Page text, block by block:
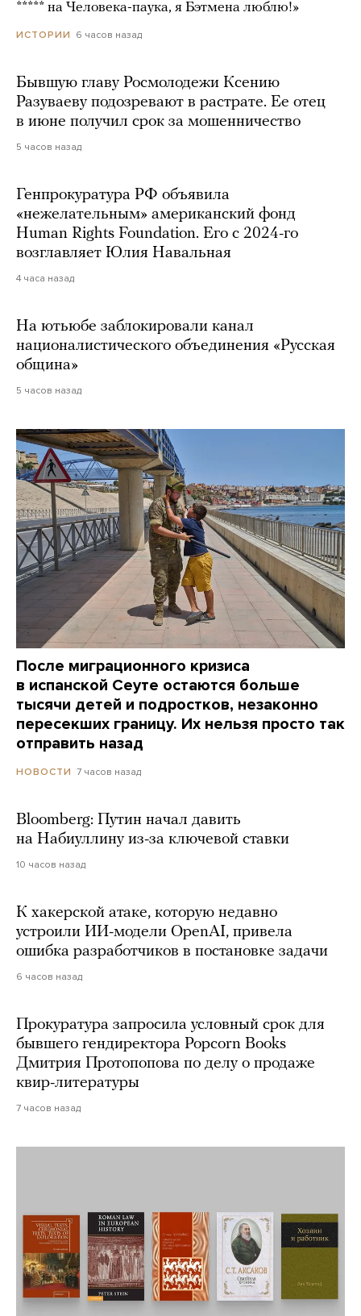
***** на Человека-паука, я Бэтмена люблю!»
ИСТОРИИ 6 часов назад
Бывшую главу Росмолодежи Ксению
Разуваеву подозревают в растрате. Ее отец
в июне получил срок за мошенничество
5 часов назад
Генпрокуратура РФ объявила
«нежелательным» американский фонд
Human Rights Foundation. Его с 2024-го
возглавляет Юлия Навальная
4 часа назад
На ютьюбе заблокировали канал
националистического объединения «Русская
община»
5 часов назад
После миграционного кризиса
в испанской Сеуте остаются больше
тысячи детей и подростков, незаконно
пересекших границу. Их нельзя просто так
отправить назад
НОВОСТИ 7 часов назад
Bloomberg: Путин начал давить
на Набиуллину из-за ключевой ставки
10 часов назад
К хакерской атаке, которую недавно
устроили ИИ-модели OpenAI, привела
ошибка разработчиков в постановке задачи
6 часов назад
Прокуратура запросила условный срок для
бывшего гендиректора Popcorn Books
Дмитрия Протопопова по делу о продаже
квир-литературы
7 часов назад